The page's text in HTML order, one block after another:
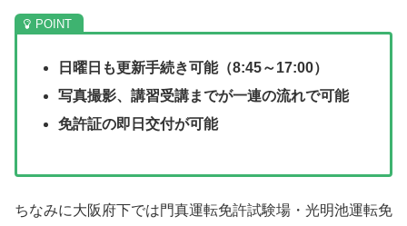
日曜日も更新手続き可能（8:45～17:00）
写真撮影、講習受講までが一連の流れで可能
免許証の即日交付が可能
ちなみに大阪府下では門真運転免許試験場・光明池運転免